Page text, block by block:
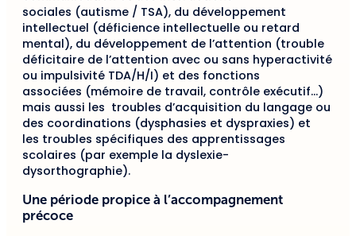
sociales (autisme / TSA), du développement
intellectuel (déficience intellectuelle ou retard
mental), du développement de l’attention (trouble
déficitaire de l’attention avec ou sans hyperactivité
ou impulsivité TDA/H/I) et des fonctions
associées (mémoire de travail, contrôle exécutif…)
mais aussi les troubles d’acquisition du langage ou
des coordinations (dysphasies et dyspraxies) et
les troubles spécifiques des apprentissages
scolaires (par exemple la dyslexie-
dysorthographie).
Une période propice à l’accompagnement
précoce